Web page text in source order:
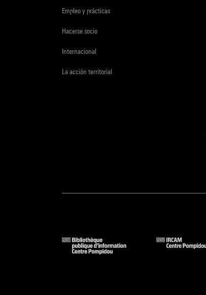
Empleo y prácticas
Hacerse socio
Internacional
La acción territorial